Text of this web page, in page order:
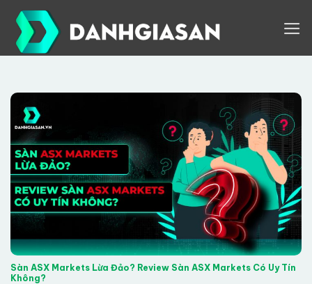
content
Sàn ASX Markets Lừa Đảo? Review Sàn ASX Markets Có Uy Tín
Không?